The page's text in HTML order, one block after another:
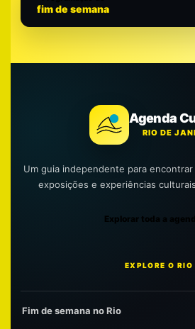
fim de semana
Agenda
RIO DE
Um guia independente para
exposições e experiências
Explorar toda a agenda
EXPLORE O RIO
Fim de semana no Rio